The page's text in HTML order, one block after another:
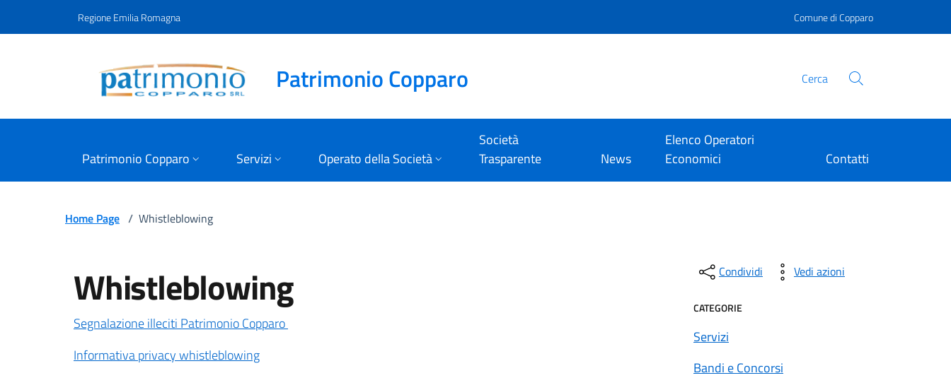
Regione Emilia Romagna Comune di Copparo
Patrimonio Copparo Cerca
Patrimonio Copparo Servizi Operato della Società
Società
Trasparente
News
Elenco Operatori
Economici
Contatti
Whistleblowing | Patrimonio Copparo
Home Page / Whistleblowing
Whistleblowing
Segnalazione illeciti Patrimonio Copparo
Informativa privacy whistleblowing
Condividi Vedi azioni
CATEGORIE
Servizi
Bandi e Concorsi